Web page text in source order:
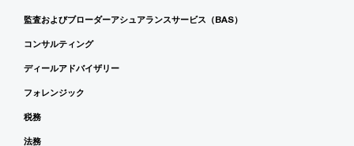
監査およびブローダーアシュアランスサービス（BAS）
コンサルティング
ディールアドバイザリー
フォレンジック
税務
法務